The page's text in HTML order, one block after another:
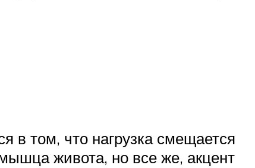
в том, что нагрузка смещается
живота, но все же, акцент